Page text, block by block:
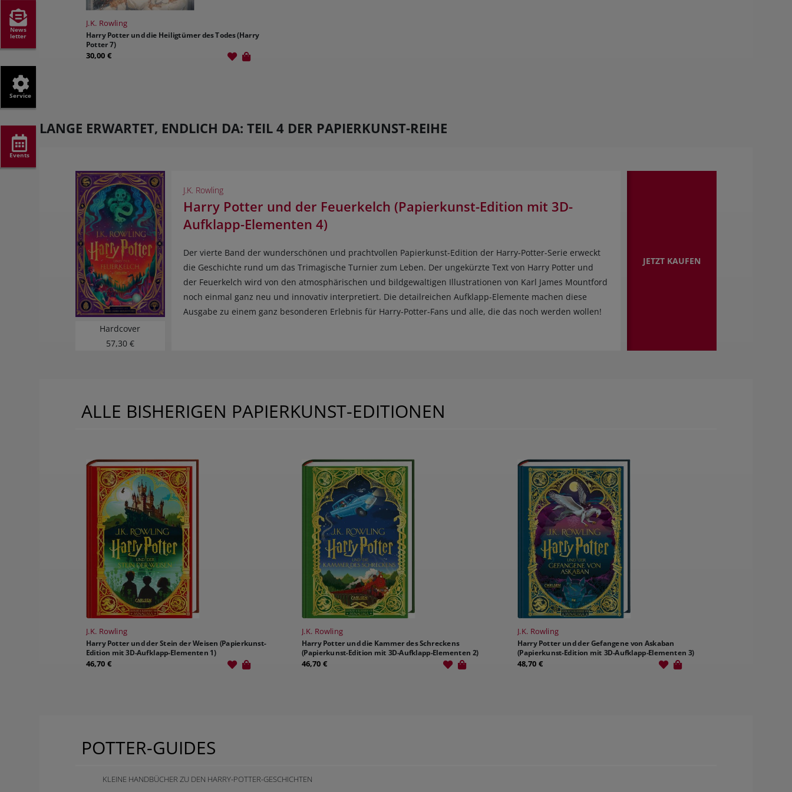
News
letter
Service
Events
J.K. Rowling
Harry Potter und die Heiligtümer des Todes (Harry
Potter 7)
30,00 €
LANGE ERWARTET, ENDLICH DA: TEIL 4 DER PAPIERKUNST-REIHE
Hardcover
57,30 €
J.K. Rowling
Harry Potter und der Feuerkelch (Papierkunst-Edition mit 3D-
Aufklapp-Elementen 4)
Der vierte Band der wunderschönen und prachtvollen Papierkunst-Edition der Harry-Potter-Serie erweckt
die Geschichte rund um das Trimagische Turnier zum Leben. Der ungekürzte Text von Harry Potter und
der Feuerkelch wird von den atmosphärischen und bildgewaltigen Illustrationen von Karl James Mountford
noch einmal ganz neu und innovativ interpretiert. Die detailreichen Aufklapp-Elemente machen diese
Ausgabe zu einem ganz besonderen Erlebnis für Harry-Potter-Fans und alle, die das noch werden wollen!
JETZT KAUFEN
ALLE BISHERIGEN PAPIERKUNST-EDITIONEN
J.K. Rowling
Harry Potter und der Stein der Weisen (Papierkunst-
Edition mit 3D-Aufklapp-Elementen 1)
46,70 €
J.K. Rowling
Harry Potter und die Kammer des Schreckens
(Papierkunst-Edition mit 3D-Aufklapp-Elementen 2)
46,70 €
J.K. Rowling
Harry Potter und der Gefangene von Askaban
(Papierkunst-Edition mit 3D-Aufklapp-Elementen 3)
48,70 €
POTTER-GUIDES
KLEINE HANDBÜCHER ZU DEN HARRY-POTTER-GESCHICHTEN